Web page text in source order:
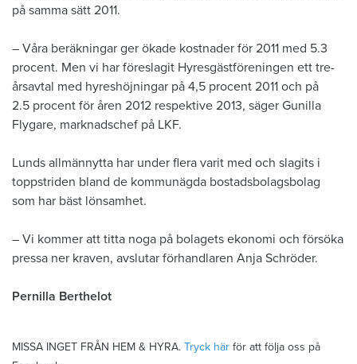
på samma sätt 2011.
– Våra beräkningar ger ökade kostnader för 2011 med 5.3
procent. Men vi har föreslagit Hyresgästföreningen ett tre-
årsavtal med hyreshöjningar på 4,5 procent 2011 och på
2.5 procent för åren 2012 respektive 2013, säger Gunilla
Flygare, marknadschef på LKF.
Lunds allmännytta har under flera varit med och slagits i
toppstriden bland de kommunägda bostadsbolagsbolag
som har bäst lönsamhet.
– Vi kommer att titta noga på bolagets ekonomi och försöka
pressa ner kraven, avslutar förhandlaren Anja Schröder.
Pernilla Berthelot
MISSA INGET FRÅN HEM & HYRA. Tryck här för att följa oss på